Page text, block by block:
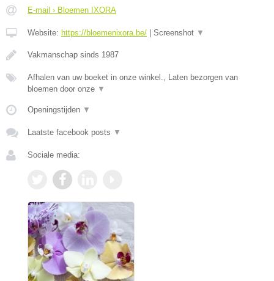
E-mail › Bloemen IXORA
Website: https://bloemenixora.be/ Screenshot ▼
Vakmanschap sinds 1987
Afhalen van uw boeket in onze winkel., Laten bezorgen van
bloemen door onze ▼
Openingstijden ▼
Laatste facebook posts ▼
Sociale media: